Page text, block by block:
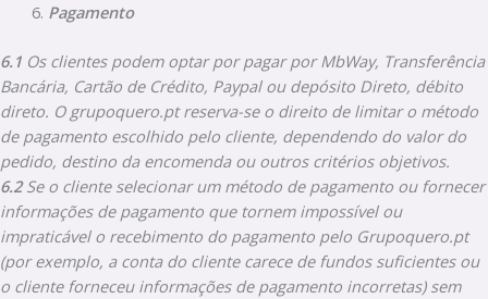
Pagamento
6.1 Os clientes podem optar por pagar por MbWay, Transferência
Bancária, Cartão de Crédito, Paypal ou depósito Direto, débito
direto. O grupoquero.pt reserva-se o direito de limitar o método
de pagamento escolhido pelo cliente, dependendo do valor do
pedido, destino da encomenda ou outros critérios objetivos.
6.2Se o cliente selecionar um método de pagamento ou fornecer
informações de pagamento que tornem impossível ou
impraticável o recebimento do pagamento pelo Grupoquero.pt
(por exemplo, a conta do cliente carece de fundos suficientes ou
o cliente forneceu informações de pagamento incorretas) sem